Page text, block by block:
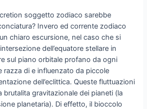
soggetto zodiaco sarebbe
Invero ed corrente zodiaco
chiaro escursione, nel caso che si
dell’equatore stellare in
sul piano orbitale profano da ogni
razza di e influenzato da piccole
dell’eclittica. Queste fluttuazioni
brutalita gravitazionale dei pianeti (la
planetaria). Di effetto, il bioccolo